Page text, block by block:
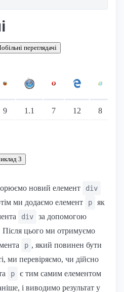
переглядачі
9 1.1 7 12 8
3
новий елемент div
ми додаємо елемент p
як
div
за допомогою
Після цього ми отримуємо
p , який повинен бути
ми перевіряємо, чи дійсно
p є тим самим елементом
і виводимо результат у